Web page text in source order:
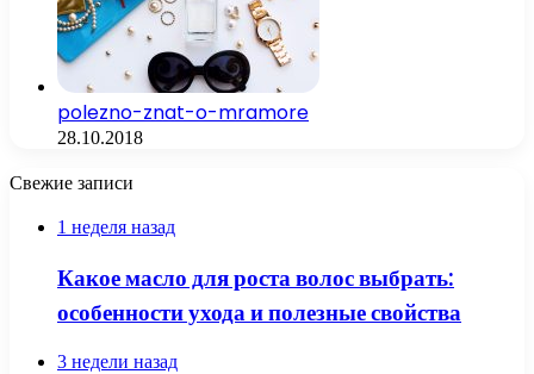
polezno-znat-o-mramore
28.10.2018
Свежие записи
1 неделя назад
Какое масло для роста волос выбрать:
особенности ухода и полезные свойства
3 недели назад